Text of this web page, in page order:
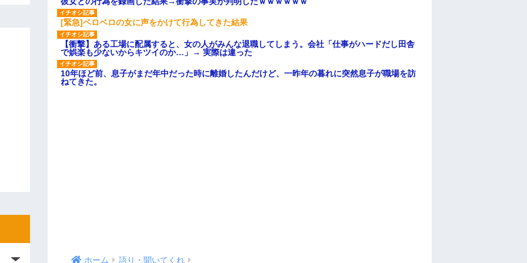
[緊急]ベロベロの女に声をかけて行為してきた結果
【衝撃】ある工場に配属すると、女の人がみんな退職してしまう。会社「仕事がハードだし田舎
で娯楽も少ないからキツイのか…」→ 実際は違った
10年ほど前、息子がまだ年中だった時に離婚したんだけど、一昨年の暮れに突然息子が職場を訪
ねてきた。
ホーム 語り・聞いてくれ